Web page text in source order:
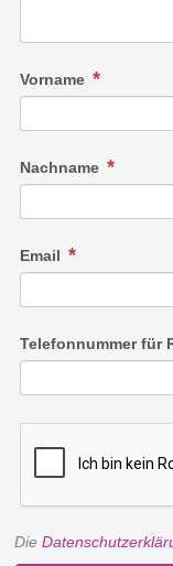
Vorname
Nachname
Email
Telefonnummer für
Die